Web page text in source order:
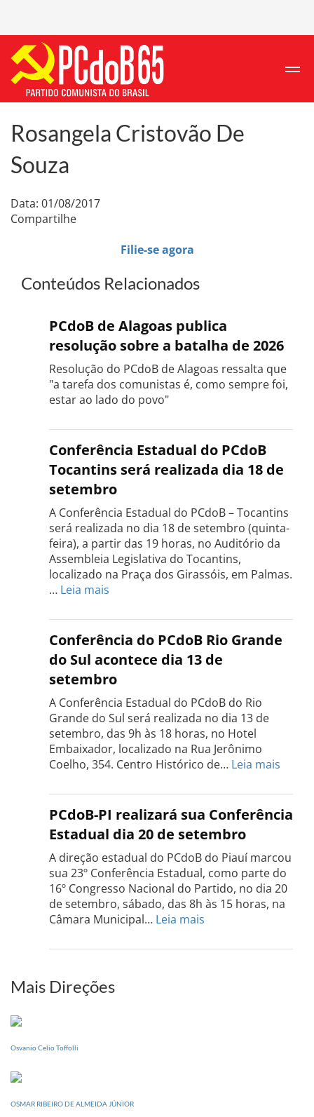
Rosangela Cristovão De
Souza
Data: 01/08/2017
Compartilhe
Filie-se agora
Conteúdos Relacionados
PCdoB de Alagoas publica
resolução sobre a batalha de 2026
Resolução do PCdoB de Alagoas ressalta que
"a tarefa dos comunistas é, como sempre foi,
estar ao lado do povo"
Conferência Estadual do PCdoB
Tocantins será realizada dia 18 de
setembro
A Conferência Estadual do PCdoB – Tocantins
será realizada no dia 18 de setembro (quinta-
feira), a partir das 19 horas, no Auditório da
Assembleia Legislativa do Tocantins,
localizado na Praça dos Girassóis, em Palmas.
… Leia mais
Estadual
do
Tocantins
será
realizada
dia
18
de
setembro
Conferência do PCdoB Rio Grande
do Sul acontece dia 13 de
setembro
A Conferência Estadual do PCdoB do Rio
Grande do Sul será realizada no dia 13 de
setembro, das 9h às 18 horas, no Hotel
Embaixador, localizado na Rua Jerônimo
Coelho, 354. Centro Histórico de… Leia mais
do
PCdoB
do
Sul
dia
PCdoB-PI realizará sua Conferência
Estadual dia 20 de setembro
A direção estadual do PCdoB do Piauí marcou
sua 23º Conferência Estadual, como parte do
16º Congresso Nacional do Partido, no dia 20
de setembro, sábado, das 8h às 15 horas, na
Câmara Municipal… Leia mais
PI
Mais Direções
Osvanio Celio Toffolli
OSMAR RIBEIRO DE ALMEIDA JÚNIOR